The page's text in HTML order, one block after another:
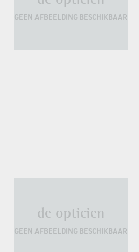
GEEN AFBEELDING BESCHIKBAAR
de opticien
GEEN AFBEELDING BESCHIKBAAR